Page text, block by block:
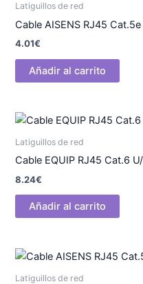
Latiguillos de red
Cable AISENS RJ45
4.01€
Añadir al carrito
Latiguillos de red
Cable EQUIP RJ45 Cat.6
8.24€
Añadir al carrito
Latiguillos de red